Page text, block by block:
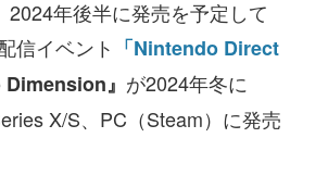
年後半に発売を予定して
信イベント 「Nintendo Direct
Dimension』 が2024年冬に
X/S、PC（Steam）に発売